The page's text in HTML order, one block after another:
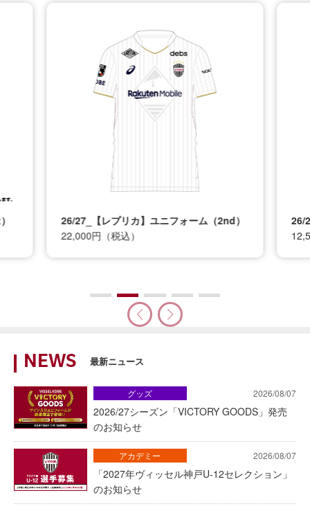
26/27_【レプリカ】ユニフォーム（2nd）
22,000円（税込）
26/
NEWS 最新ニュース
2026/08/07
2026/27シーズン「VICTORY GOODS」発売
のお知らせ
グッズ
2026/08/07
「2027年ヴィッセル神戸U-12セレクション」
のお知らせ
アカデミー